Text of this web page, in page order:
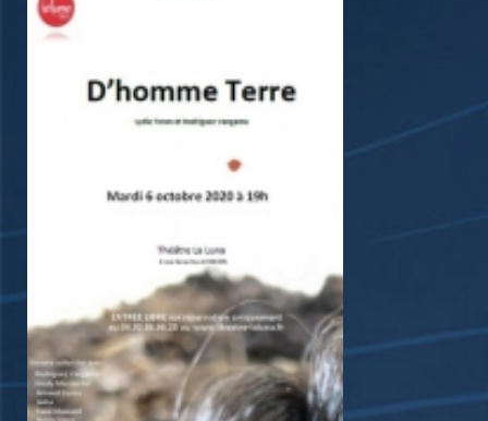
SPECTACLE MUSICAL
TOUT PUBLIC